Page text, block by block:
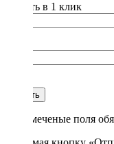
Купить в 1 клик
Купить
* - отмеченые поля